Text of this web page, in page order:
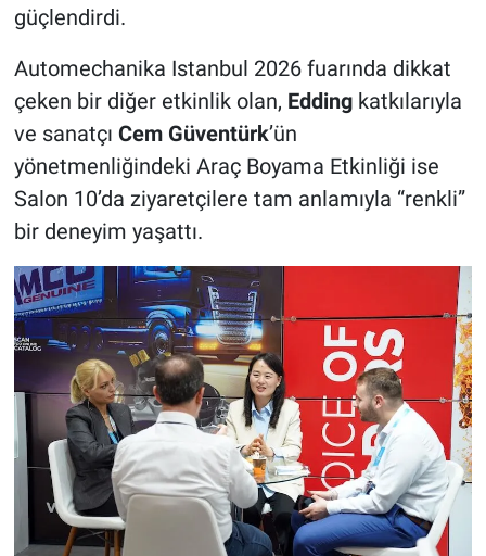
güçlendirdi.
Automechanika Istanbul 2026 fuarında dikkat
çeken bir diğer etkinlik olan, Eddingkatkılarıyla
ve sanatçı Cem Güventürk’ün
yönetmenliğindeki Araç Boyama Etkinliği ise
Salon 10’da ziyaretçilere tam anlamıyla “renkli”
bir deneyim yaşattı.